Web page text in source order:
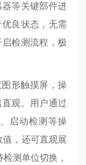
等关键部件进
良状态，无需
检测流程，极
图形触摸屏，操
观。用户通过
启动检测等操
，还可直观展
测单位切换，